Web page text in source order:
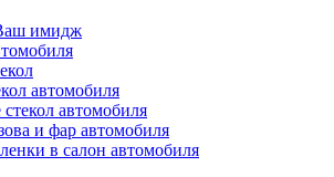
имидж
автомобиля
автомобиля
и фар автомобиля
в салон автомобиля